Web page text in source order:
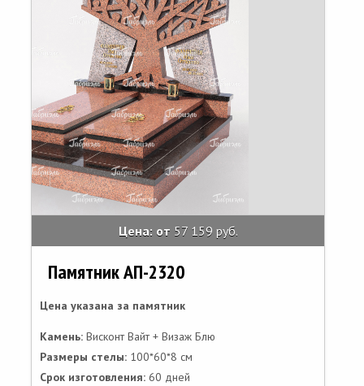
Цена: от 57 159 руб.
Памятник АП-2320
Цена указана за памятник
Камень: Висконт Вайт + Визаж Блю
Размеры стелы: 100*60*8 см
Срок изготовления: 60 дней